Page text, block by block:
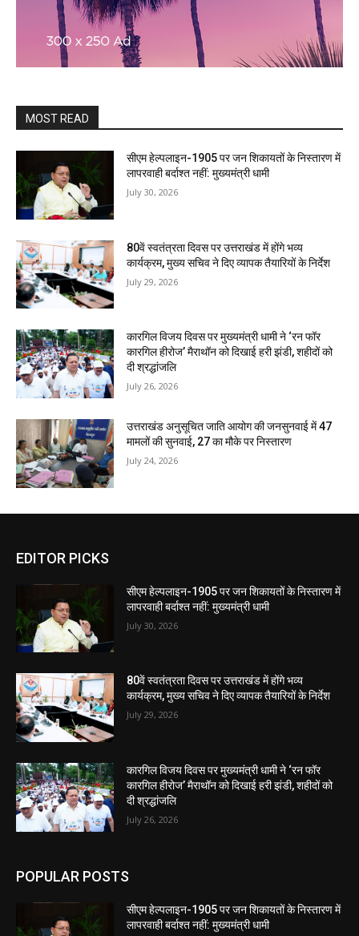
MOST READ
सीएम हेल्पलाइन-1905 पर जन शिकायतों के निस्तारण में
लापरवाही बर्दाश्त नहीं: मुख्यमंत्री धामी
July 30, 2026
80वें स्वतंत्रता दिवस पर उत्तराखंड में होंगे भव्य
कार्यक्रम, मुख्य सचिव ने दिए व्यापक तैयारियों के निर्देश
July 29, 2026
कारगिल विजय दिवस पर मुख्यमंत्री धामी ने ‘रन फॉर
कारगिल हीरोज’ मैराथॉन को दिखाई हरी झंडी, शहीदों को
दी श्रद्धांजलि
July 26, 2026
उत्तराखंड अनुसूचित जाति आयोग की जनसुनवाई में 47
मामलों की सुनवाई, 27 का मौके पर निस्तारण
July 24, 2026
EDITOR PICKS
सीएम हेल्पलाइन-1905 पर जन शिकायतों के निस्तारण में
लापरवाही बर्दाश्त नहीं: मुख्यमंत्री धामी
July 30, 2026
80वें स्वतंत्रता दिवस पर उत्तराखंड में होंगे भव्य
कार्यक्रम, मुख्य सचिव ने दिए व्यापक तैयारियों के निर्देश
July 29, 2026
कारगिल विजय दिवस पर मुख्यमंत्री धामी ने ‘रन फॉर
कारगिल हीरोज’ मैराथॉन को दिखाई हरी झंडी, शहीदों को
दी श्रद्धांजलि
July 26, 2026
POPULAR POSTS
सीएम हेल्पलाइन-1905 पर जन शिकायतों के निस्तारण में
लापरवाही बर्दाश्त नहीं: मुख्यमंत्री धामी